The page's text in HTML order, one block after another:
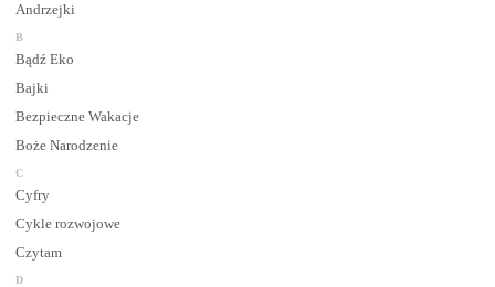
Andrzejki
B
Bądź Eko
Bajki
Bezpieczne Wakacje
Boże Narodzenie
C
Cyfry
Cykle rozwojowe
Czytam
D